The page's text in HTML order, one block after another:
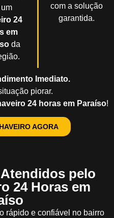
24
em
da
com a solução
garantida.
Imediato.
piorar.
24 horas em Paraíso!
AGORA
pelo
24 Horas em
rápido e confiável no bairro